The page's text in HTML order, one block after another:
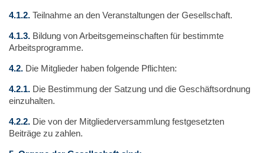
4.1.2. Teilnahme an den Veranstaltungen der Gesellschaft.
4.1.3. Bildung von Arbeitsgemeinschaften für bestimmte
Arbeitsprogramme.
4.2. Die Mitglieder haben folgende Pflichten:
4.2.1. Die Bestimmung der Satzung und die Geschäftsordnung
einzuhalten.
4.2.2. Die von der Mitgliederversammlung festgesetzten
Beiträge zu zahlen.